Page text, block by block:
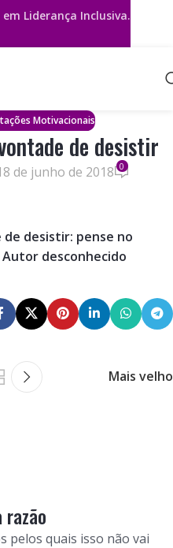
Motivacionais
de desistir
de junho de 2018 0
desistir: pense no
Autor desconhecido
Mais velho
pelos quais isso não vai
Liderança Inclusiva.